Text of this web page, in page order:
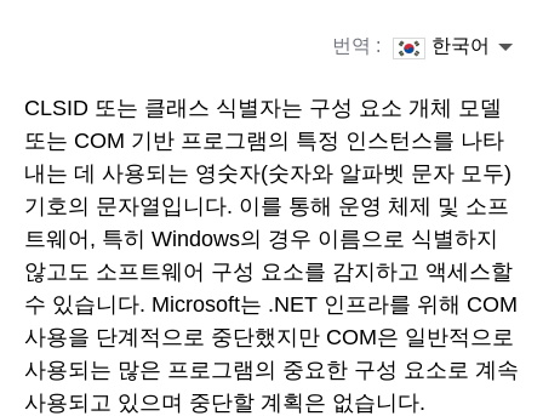
번역 : 한국어
CLSID 또는 클래스 식별자는 구성 요소 개체 모델
또는 COM 기반 프로그램의 특정 인스턴스를 나타
내는 데 사용되는 영숫자(숫자와 알파벳 문자 모두)
기호의 문자열입니다. 이를 통해 운영 체제 및 소프
트웨어, 특히 Windows의 경우 이름으로 식별하지
않고도 소프트웨어 구성 요소를 감지하고 액세스할
수 있습니다. Microsoft는 .NET 인프라를 위해 COM
사용을 단계적으로 중단했지만 COM은 일반적으로
사용되는 많은 프로그램의 중요한 구성 요소로 계속
사용되고 있으며 중단할 계획은 없습니다.